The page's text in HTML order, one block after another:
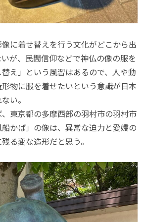
に着せ替えを行う文化がどこから出
が、民間信仰などで神仏の像の服を
え」という風習はあるので、人や動
物に服を着せたいという意識が日本
い。
東京都の多摩西部の羽村市の羽村市
かば」の像は、異常な迫力と愛嬌の
る変な造形だと思う。